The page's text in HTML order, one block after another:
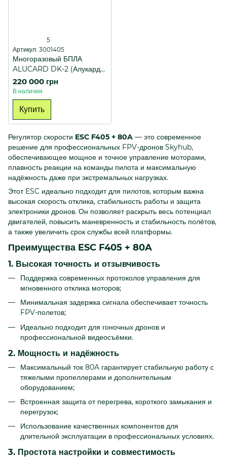
5
Артикул: 3001405
Многоразовый БПЛА
ALUCARD DK-2 (Алукард
DK-2) с пультом G-12
220 000 грн
В наличии
Купить
Регулятор скорости ESC F405 + 80A — это современное
решение для профессиональных FPV-дронов Skyhub,
обеспечивающее мощное и точное управление моторами,
плавность реакции на команды пилота и максимальную
надёжность даже при экстремальных нагрузках.
Этот ESC идеально подходит для пилотов, которым важна
высокая скорость отклика, стабильность работы и защита
электроники дронов. Он позволяет раскрыть весь потенциал
двигателей, повысить маневренность и стабильность полётов,
а также увеличить срок службы всей платформы.
Преимущества ESC F405 + 80A
1. Высокая точность и отзывчивость
Поддержка современных протоколов управления для
мгновенного отклика моторов;
Минимальная задержка сигнала обеспечивает точность
FPV-полетов;
Идеально подходит для гоночных дронов и
профессиональной видеосъёмки.
2. Мощность и надёжность
Максимальный ток 80A гарантирует стабильную работу с
тяжелыми пропеллерами и дополнительным
оборудованием;
Встроенная защита от перегрева, короткого замыкания и
перегрузок;
Использование качественных компонентов для
длительной эксплуатации в профессиональных условиях.
3. Простота настройки и совместимость